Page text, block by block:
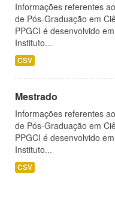
Informações referentes
de Pós-Graduação em
PPGCI é desenvolvido
Instituto...
CSV
Mestrado
Informações referentes
de Pós-Graduação em
PPGCI é desenvolvido
Instituto...
CSV